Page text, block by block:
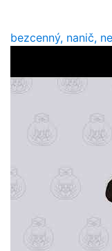
bezcenný, nanič,